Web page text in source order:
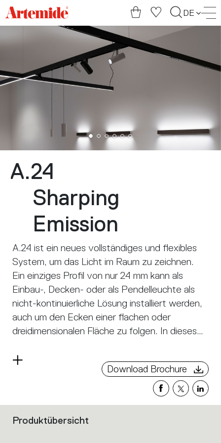
Artemide
home
page
DE
A.24
Sharping
Emission
A.24 ist ein neues vollständiges und flexibles
System, um das Licht im Raum zu zeichnen.
Ein einziges Profil von nur 24 mm kann als
Einbau-, Decken- oder als Pendelleuchte als
nicht-kontinuierliche Lösung installiert werden,
auch um den Ecken einer flachen oder
dreidimensionalen Fläche zu folgen. In dieses
ein: diffuses Licht, Sharp- Lichtleiter mit drei
Öffnungen oder eine intelligente
Magnetschiene. A.24 wird dadurch nicht nur
zum flexiblen System, sondern zur offenen
Read
Download Brochure
Filters
Produktübersicht